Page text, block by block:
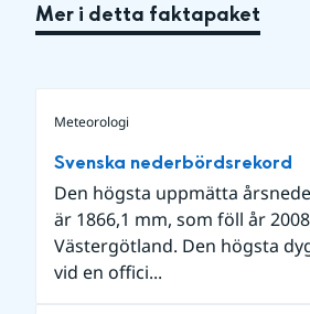
Mer i detta faktapaket
Meteorologi
Svenska nederbördsrekord
Den högsta uppmätta
är 1866,1 mm, som föll år
Västergötland. Den högsta
vid en offici...